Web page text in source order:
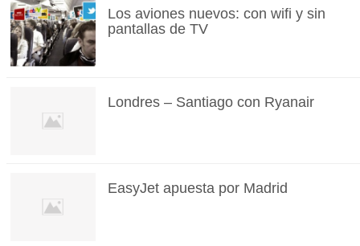
Los aviones nuevos: con wifi y sin
pantallas de TV
Londres – Santiago con Ryanair
EasyJet apuesta por Madrid